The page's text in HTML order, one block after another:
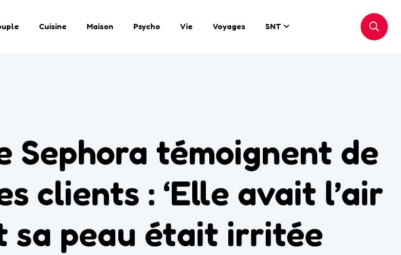
Cuisine Maison Psycho Vie Voyages SNT
Sephora témoignent de
clients : ‘Elle avait l’air
sa peau était irritée